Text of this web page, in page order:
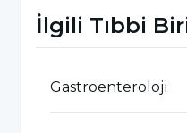
Şiddetli baş
İshal
İdrarın koyu
İlgili Tıbbi
Gastroenteroloji